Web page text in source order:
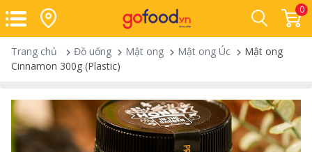
0
Trang chủ Đồ uống Mật ong Mật ong Úc
Mật ong
Cinnamon 300g (Plastic)